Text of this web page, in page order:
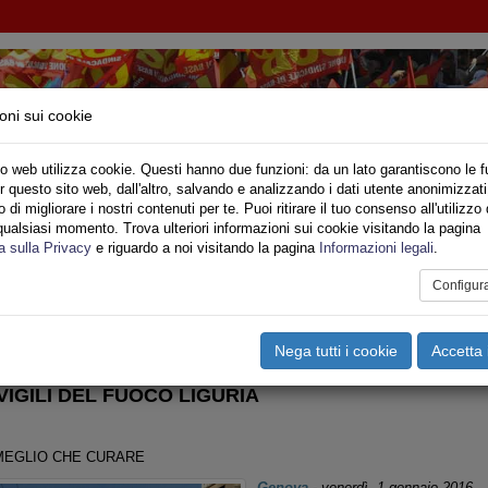
SINDACALE DI BASE SETTORE VIGILI DEL
Privato Territori Sociale Speciali Multimedia
Informazioni Varie, Riforma CNVVF
DEL FUOCO LIGURIA
CHE CURARE
sui cookie
web utilizza cookie. Questi hanno due funzioni: da un lato garantiscono le
questo sito web, dall'altro, salvando e analizzando i dati utente
di migliorare i nostri contenuti per te. Puoi ritirare il tuo consenso all'utilizzo
momento. Trova ulteriori informazioni sui cookie visitando la pagina
sulla Privacy e riguardo a noi visitando la pagina Informazioni legali.
Nega tutti i cookie Accetta